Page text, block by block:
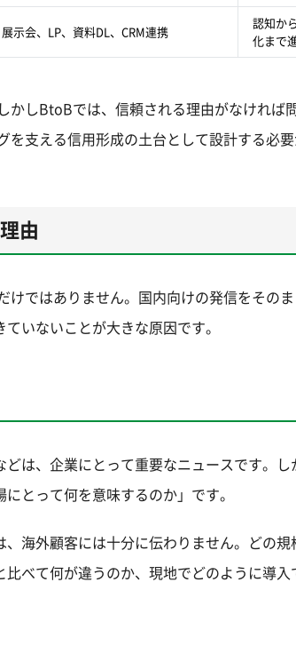
示会、LP、資料DL、CRM連携
認知か
化まで
かしBtoBでは、信頼される理由がなければ
支える信用形成の土台として設計する必要
由
ではありません。国内向けの発信をその
いないことが大きな原因です。
は、企業にとって重要なニュースです。
とって何を意味するのか」です。
海外顧客には十分に伝わりません。どの規
べて何が違うのか、現地でどのように導